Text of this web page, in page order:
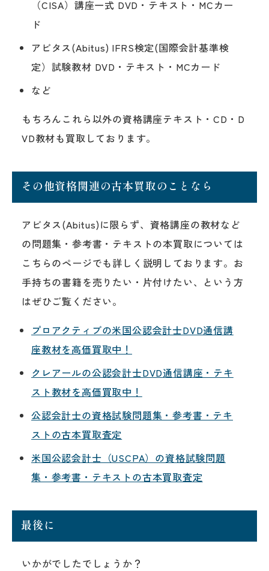
（CISA）講座一式 DVD・テキスト・MCカー
ド
アビタス(Abitus) IFRS検定(国際会計基準検
定）試験教材 DVD・テキスト・MCカード
など
もちろんこれら以外の資格講座テキスト・CD・D
VD教材も買取しております。
その他資格関連の古本買取のことなら
アビタス(Abitus)に限らず、資格講座の教材など
の問題集・参考書・テキストの本買取については
こちらのページでも詳しく説明しております。お
手持ちの書籍を売りたい・片付けたい、という方
はぜひご覧ください。
プロアクティブの米国公認会計士DVD通信講
座教材を高価買取中！
クレアールの公認会計士DVD通信講座・テキ
スト教材を高価買取中！
公認会計士の資格試験問題集・参考書・テキ
ストの古本買取査定
米国公認会計士（USCPA）の資格試験問題
集・参考書・テキストの古本買取査定
最後に
いかがでしたでしょうか？